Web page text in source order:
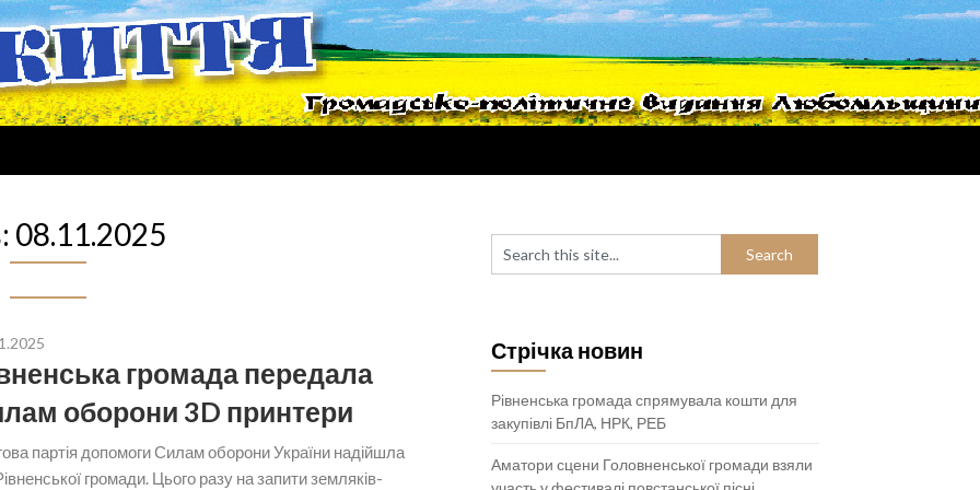
08.11.2025
громада передала
оборони 3D принтери
партія допомоги Силам оборони України надійшла
громади. Цього разу на запити земляків-
Стрічка новин
Рівненська громада спрямувала кошти для
закупівлі БпЛА, НРК, РЕБ
Аматори сцени Головненської громади взяли